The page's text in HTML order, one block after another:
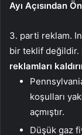
Ayı Açısından
3. parti reklam.
bir teklif değildir.
reklamları
koşulları
açmıştır.
Düşük gaz